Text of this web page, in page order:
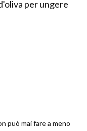
per ungere
può mai fare a meno